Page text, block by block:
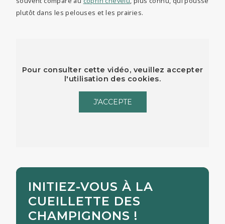
plutôt dans les pelouses et les prairies.
Pour consulter cette vidéo, veuillez accepter
l'utilisation des cookies.
J'ACCEPTE
INITIEZ-VOUS À LA
CUEILLETTE DES
CHAMPIGNONS !